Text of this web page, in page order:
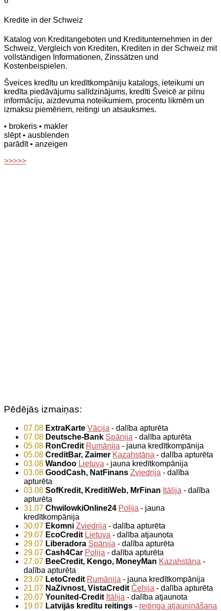
Kredite in der Schweiz
Katalog von Kreditangeboten und Kreditunternehmen in der
Schweiz, Vergleich von Krediten, Krediten in der Schweiz mit
vollständigen Informationen, Zinssätzen und
Kostenbeispielen.
Šveices kredītu un kredītkompāniju katalogs, ieteikumi un
kredīta piedāvājumu salīdzinājums, kredīti Šveicē ar pilnu
informāciju, aizdevuma noteikumiem, procentu likmēm un
izmaksu piemēriem, reitingi un atsauksmes.
• brokeris • makler
slēpt• ausblenden
parādīt• anzeigen
>>>>>
Pēdējās izmaiņas:
07.08 ExtraKarte Vācija - dalība apturēta
07.08 Deutsche-Bank Spānija - dalība apturēta
05.08 RonCredit Rumānija - jauna kredītkompānija
05.08 CreditBar, Zaimer Kazahstāna - dalība apturēta
03.08 Wandoo Lietuva - jauna kredītkompānija
03.08 GoodCash, NatFinans Zviedrija - dalība
apturēta
03.08 SofKredit, KreditiWeb, MrFinan Itālija - dalība
apturēta
31.07 ChwilowkiOnline24 Polija - jauna
kredītkompānija
30.07 Ekomni Zviedrija - dalība apturēta
29.07 EcoCredit Lietuva - dalība atjaunota
29.07 Liberadora Spānija - dalība apturēta
29.07 Cash4Car Polija - dalība apturēta
27.07 BeeCredit, Kengo, MoneyMan Kazahstāna -
dalība apturēta
23.07 LetoCredit Rumānija - jauna kredītkompānija
21.07 NaZivnost, VistaCredit Čehija - dalība apturēta
20.07 Younited-Credit Itālija - dalība atjaunota
19.07 Latvijās kredītu reitings - reitinga atjaunināšana